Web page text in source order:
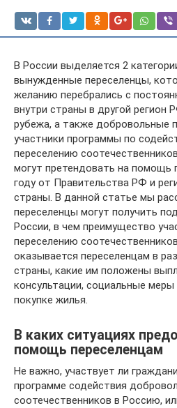
В России выделяется 2
вынужденные переселенцы,
желанию перебрались с
внутри страны в другой регион
рубежа, а также добровольные
участники программы по
переселению
могут претендовать на помощь
году от Правительства РФ и
страны. В данной статье мы
переселенцы могут получить
России, в чем преимущество
переселению
оказывается переселенцам в
страны, какие им положены
консультации, социальные
покупке жилья.
В каких ситуациях
помощь переселенцам
Не важно, участвует ли
программе содействия
соотечественников в Россию,